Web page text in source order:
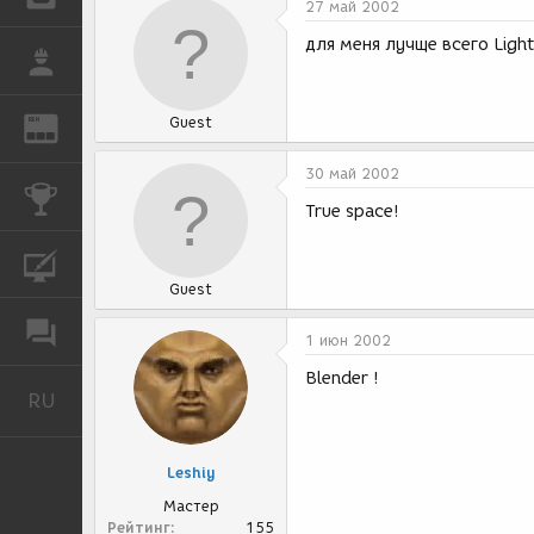
REN
КОНКУРСЫ
RU Русский
Guest
27 май 2002
для меня лучще всего
Guest
30 май 2002
True space!
Leshiy
Мастер
Рейтинг
155
1 июн 2002
Blender !